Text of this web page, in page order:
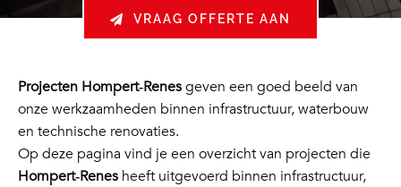
VRAAG OFFERTE AAN
Projecten Hompert‑Renesgeven een goed beeld van
onze werkzaamheden binnen infrastructuur, waterbouw
en technische renovaties.
Op deze pagina vind je een overzicht van projecten die
Hompert‑Renesheeft uitgevoerd binnen infrastructuur,